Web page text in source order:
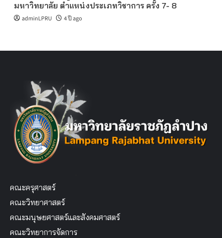
มหาวิทยาลัย ตำแหน่งประเภทวิชาการ ครั้ง 7- 8
adminLPRU 4 ปี ago
คณะครุศาสตร์
คณะวิทยาศาสตร์
คณะมนุษยศาสตร์และสังคมศาสตร์
คณะวิทยาการจัดการ